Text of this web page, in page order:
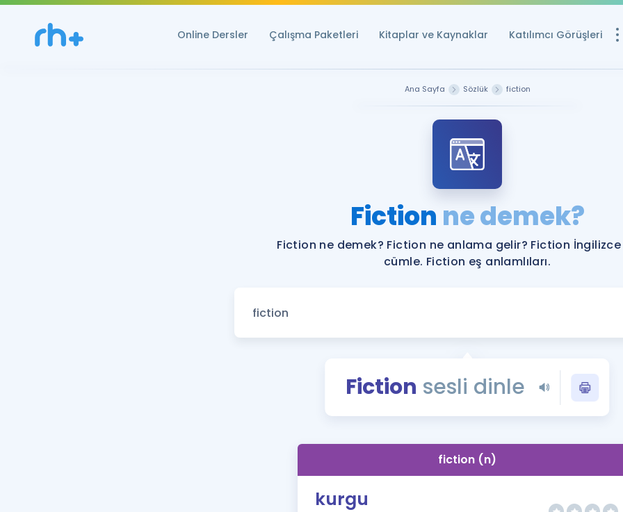
Online Dersler Çalışma Paketleri Kitaplar ve Kaynaklar Katılımcı Görüşleri
YDS ve YÖKDİL
Rehberlik Aracı
YDS ve YÖKDİL'e
Tüm ÖSYM
YDS - YÖKDİL
İngilizce Gramer
Ana Sayfa Sözlük fiction
Fiction ne demek?
Fiction ne demek? Fiction ne anlama gelir? Fiction
cümle. Fiction eş anlamlıları.
Fiction sesli dinle
fiction (n)
kurgu